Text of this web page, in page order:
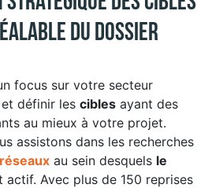
du dossier
focus sur votre secteur
définir les cibles ayant des
au mieux à votre projet.
assistons dans les recherches
réseaux au sein desquels le
actif. Avec plus de 150 reprises